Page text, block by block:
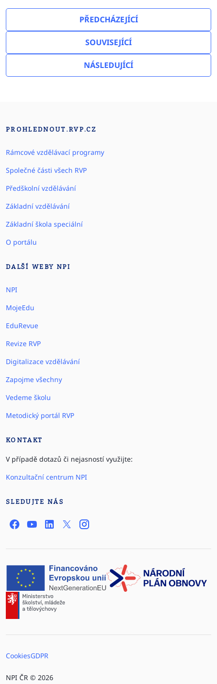
PŘEDCHÁZEJÍCÍ
SOUVISEJÍCÍ
NÁSLEDUJÍCÍ
PROHLEDNOUT.RVP.CZ
Rámcové vzdělávací programy
Společné části všech RVP
Předškolní vzdělávání
Základní vzdělávání
Základní škola speciální
O portálu
DALŠÍ WEBY NPI
NPI
MojeEdu
EduRevue
Revize RVP
Digitalizace vzdělávání
Zapojme všechny
Vedeme školu
Metodický portál RVP
KONTAKT
V případě dotazů či nejasností využijte:
Konzultační centrum NPI
SLEDUJTE NÁS
CookiesGDPR
NPI ČR © 2026